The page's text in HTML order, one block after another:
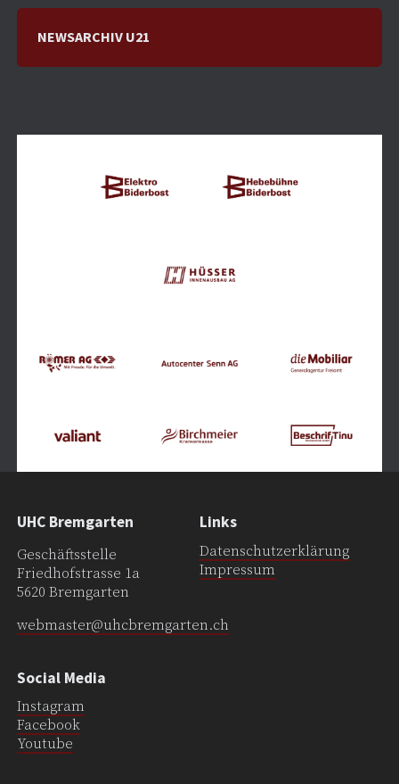
NEWSARCHIV U21
UHC Bremgarten
Geschäftsstelle
Friedhofstrasse 1a
5620 Bremgarten
webmaster@uhcbremgarten.ch
Links
Datenschutzerklärung
Impressum
Social Media
Instagram
Facebook
Youtube